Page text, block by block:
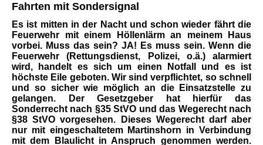
Fahrten mit Sondersignal
Es ist mitten in der Nacht und schon wieder fährt die
Feuerwehr mit einem Höllenlärm an meinem Haus
vorbei. Muss das sein? JA! Es muss sein. Wenn die
Feuerwehr (Rettungsdienst, Polizei, o.ä.) alarmiert
wird, handelt es sich um einen Notfall und es ist
höchste Eile geboten. Wir sind verpflichtet, so schnell
und so sicher wie möglich an die Einsatzstelle zu
gelangen. Der Gesetzgeber hat hierfür das
Sonderrecht nach §35 StVO und das Wegerecht nach
§38 StVO vorgesehen. Dieses Wegerecht darf aber
nur mit eingeschaltetem Martinshorn in Verbindung
mit dem Blaulicht in Anspruch genommen werden.